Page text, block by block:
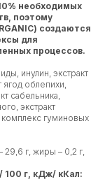
необходимых
поэтому
создаются
для
процессов.
инулин, экстракт
ягод облепихи,
сабельника,
экстракт
комплекс гуминовых
29,6 г, жиры – 0,2 г,
100 г, кДж/ кКал: